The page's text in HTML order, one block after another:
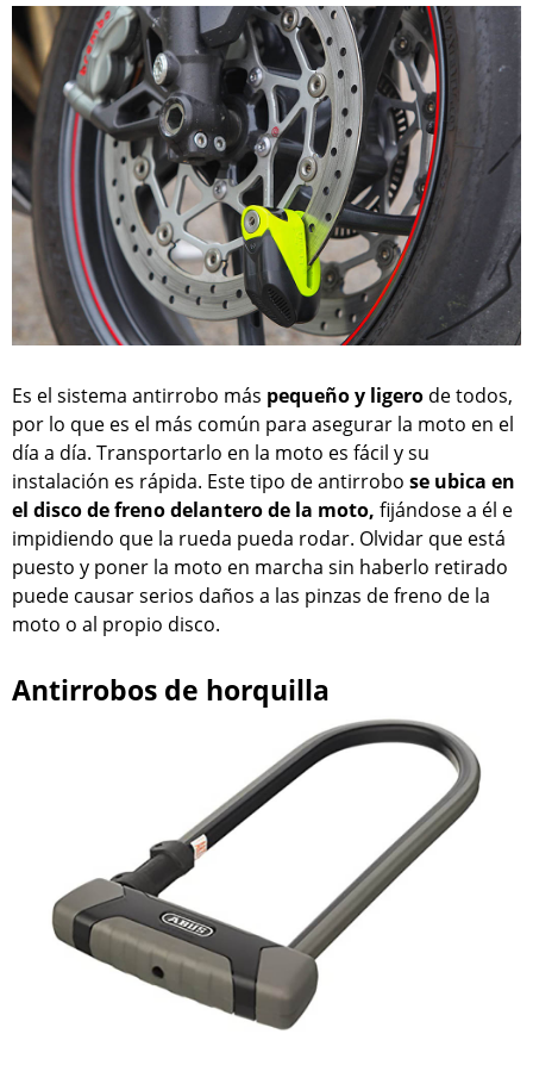
Es el sistema antirrobo más pequeño y ligero de todos,
por lo que es el más común para asegurar la moto en el
día a día. Transportarlo en la moto es fácil y su
instalación es rápida. Este tipo de antirrobo se ubica en
el disco de freno delantero de la moto, fijándose a él e
impidiendo que la rueda pueda rodar. Olvidar que está
puesto y poner la moto en marcha sin haberlo retirado
puede causar serios daños a las pinzas de freno de la
moto o al propio disco.
Antirrobos de horquilla